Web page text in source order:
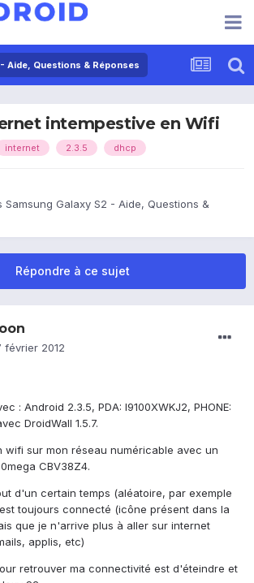
Aide, Questions & Réponses
intempestive en Wifi
internet 2.3.5 dhcp
Samsung Galaxy S2 - Aide, Questions &
Répondre à ce sujet
février 2012
: Android 2.3.5, PDA: I9100XWKJ2, PHONE:
DroidWall 1.5.7.
wifi sur mon réseau numéricable avec un
CBV38Z4.
d'un certain temps (aléatoire, par exemple
toujours connecté (icône présent dans la
que je n'arrive plus à aller sur internet
applis, etc)
retrouver ma connectivité est d'éteindre et